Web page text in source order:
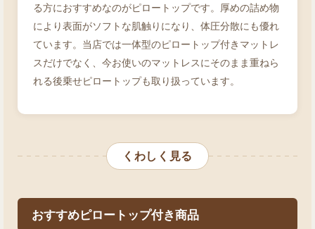
る方におすすめなのがピロートップです。厚めの詰め物
により表面がソフトな肌触りになり、体圧分散にも優れ
ています。当店では一体型のピロートップ付きマットレ
スだけでなく、今お使いのマットレスにそのまま重ねら
れる後乗せピロートップも取り扱っています。
くわしく見る
おすすめピロートップ付き商品